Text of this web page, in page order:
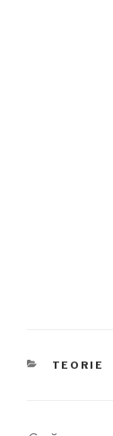
TEORIE